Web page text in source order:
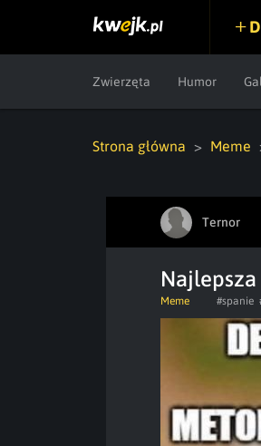
Zwierzęta Humor
Strona główna Meme
Ternor
Meme #spanie